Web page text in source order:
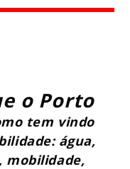
o Porto
tem vindo
água,
mobilidade,